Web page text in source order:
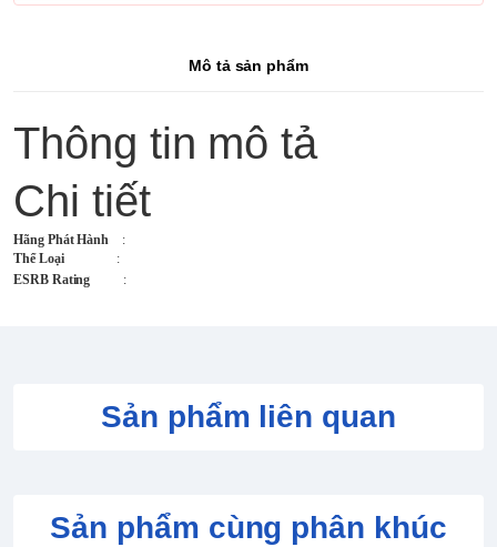
Mô tả sản phẩm
Thông tin mô tả
Chi tiết
Hãng Phát Hành :
Thể Loại :
ESRB Rating :
Sản phẩm liên quan
Sản phẩm cùng phân khúc